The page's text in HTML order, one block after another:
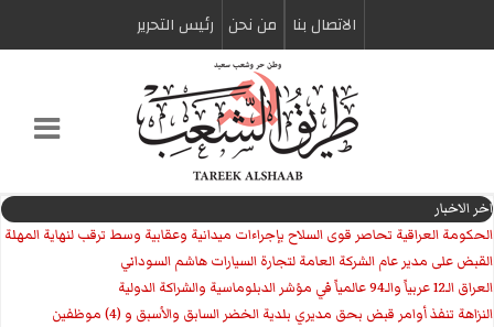
الاتصال بنا من نحن رئیس التحریر
اخر الاخبار
الحكومة العراقية تحاصر قوى السلاح بإجراءات ميدانية وعقابية وسط ترقب لنهاية المهلة
القبض على مدير عام الشركة العامة لتجارة السيارات هاشم السوداني
العراق الـ12 عربياً والـ94 عالمياً في مؤشر الدبلوماسية والشراكة الدولية
النزاهة تنفذ أوامر قبض بحق مديري بلدية الخضر السابق والأسبق و (4) موظفين